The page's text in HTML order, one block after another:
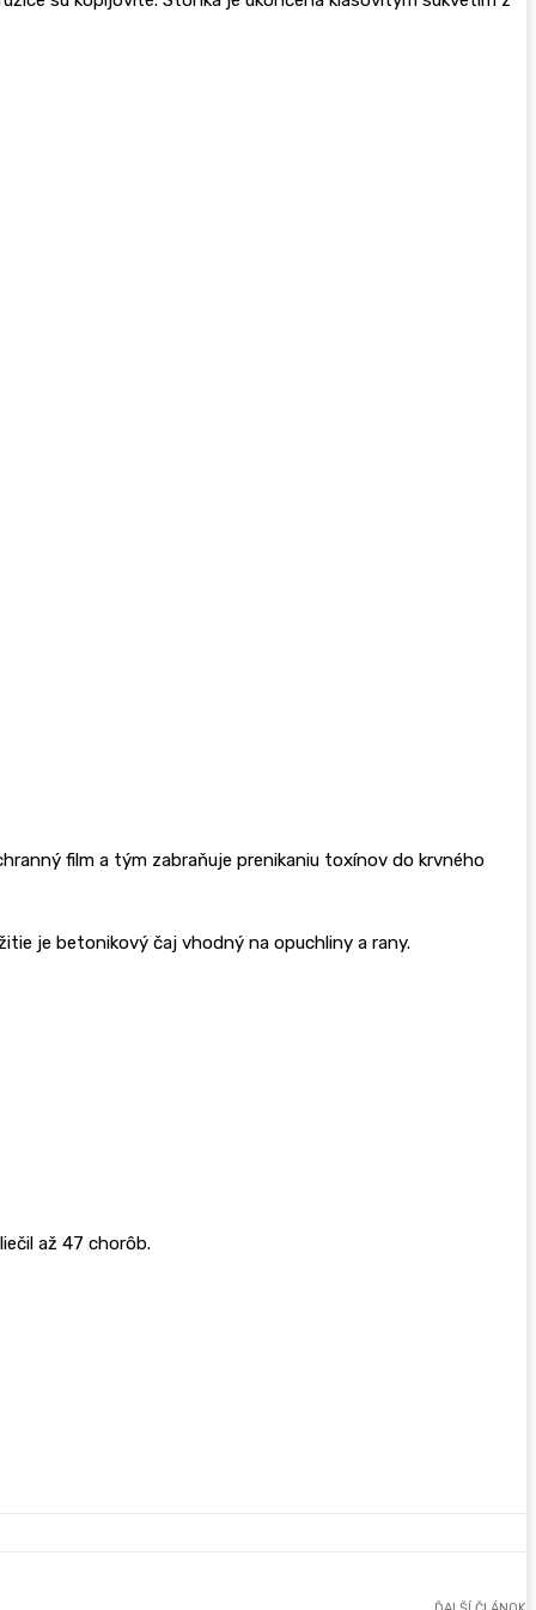
film a tým zabraňuje prenikaniu toxínov do krvného
je betonikový čaj vhodný na opuchliny a rany.
až 47 chorôb.